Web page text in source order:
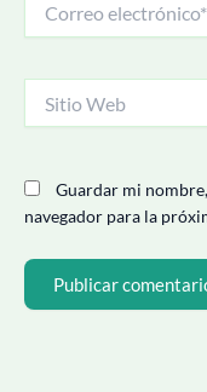
electrónico*
Web
Guardar mi
navegador para la